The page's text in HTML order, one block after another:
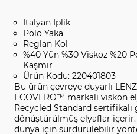
İtalyan İplik
Polo Yaka
Reglan Kol
%40 Yün %30 Viskoz %20
Kaşmir
Ürün Kodu: 220401803
Bu ürün çevreye duyarlı
ECOVERO™️ markalı viskon
Recycled Standard sertifikalı
dönüştürülmüş elyaflar
dünya için sürdürülebilir